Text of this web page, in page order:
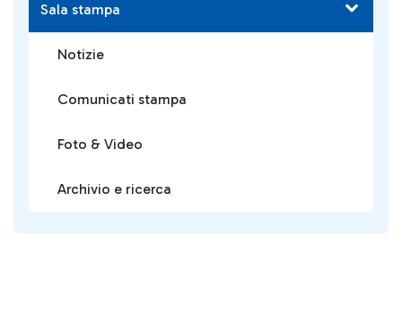
Sala stampa
Notizie
Comunicati stampa
Foto & Video
Archivio e ricerca